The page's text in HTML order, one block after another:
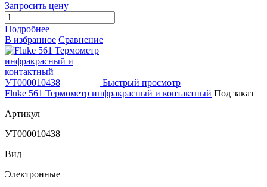
Запросить цену
Подробнее
В избранное Сравнение
Быстрый просмотр
Fluke 561 Термометр инфракрасный и контактный Под заказ
Артикул
УТ000010438
Вид
Электронные